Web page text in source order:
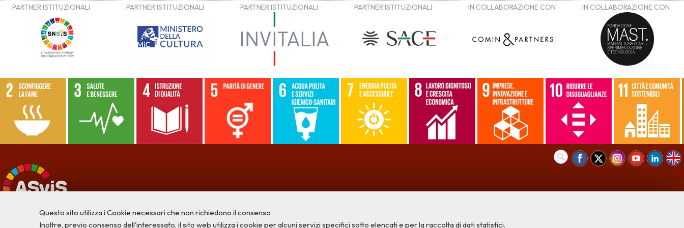
Questo sito utilizza i Cookie necessari che non richiedono il consenso
Inoltre, previo consenso dell’interessato, il sito web utilizza i cookie per alcuni servizi specifici sotto elencati e per la raccolta di dati statistici.